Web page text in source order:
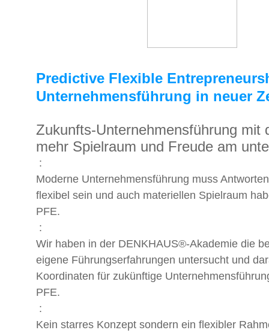
Predictive Flexible
Unternehmensführung in neuer
Zukunfts-Unternehmensführung mit
mehr Spielraum und Freude am
:
Moderne Unternehmensführung muss
flexibel sein und auch materiellen Spielraum
PFE.
:
Wir haben in der DENKHAUS®-Akademie die
eigene Führungserfahrungen untersucht und
Koordinaten für zukünftige
PFE.
:
Kein starres Konzept sondern ein flexibler